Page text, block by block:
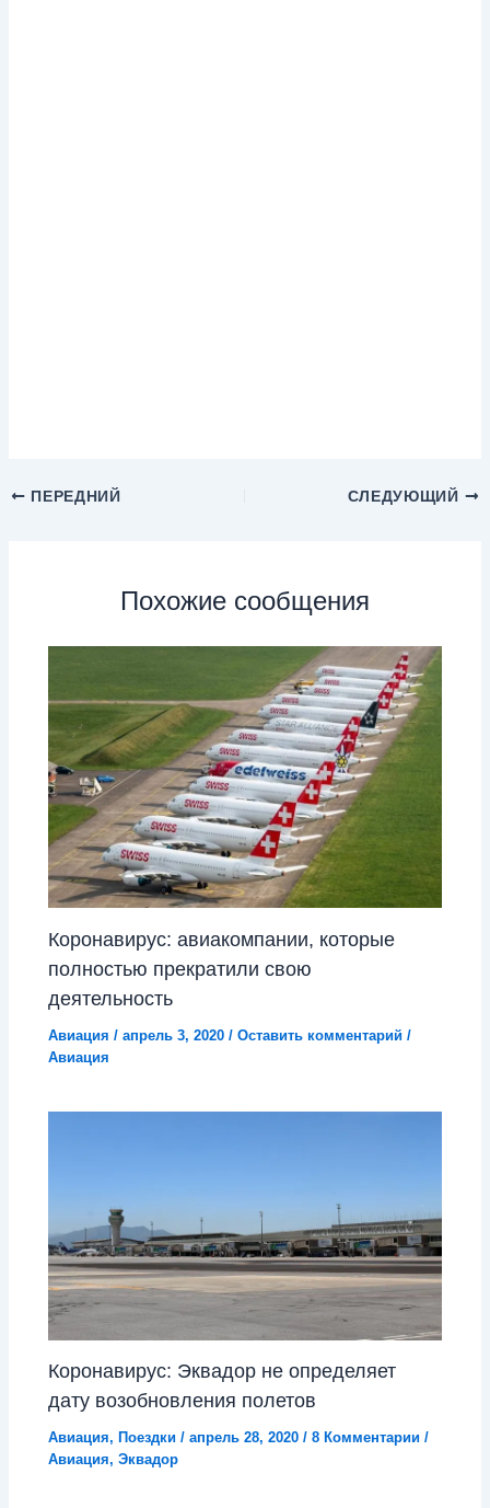
ПЕРЕДНИЙ СЛЕДУЮЩИЙ
Похожие сообщения
Коронавирус: авиакомпании, которые
полностью прекратили свою
деятельность
Авиация /апрель 3, 2020/Оставить комментарий /
Авиация
Коронавирус: Эквадор не определяет
дату возобновления полетов
Авиация, Поездки /апрель 28, 2020/8 Комментарии /
Авиация,Эквадор